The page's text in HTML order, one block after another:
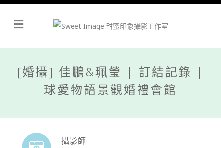
Menu
[婚攝] 佳鵬&珮瑩 | 訂結記錄 |
球愛物語景觀婚禮會館
攝影師